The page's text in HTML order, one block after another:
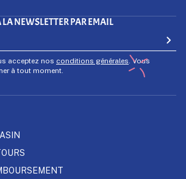
NEWSLETTER PAR EMAIL
acceptez nos conditions générales . Vous
à tout moment.